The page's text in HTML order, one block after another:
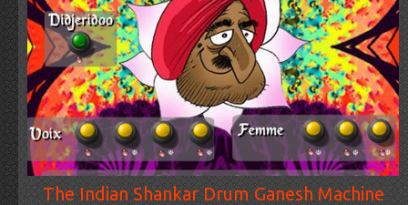
The Indian Shankar Drum Ganesh Machine